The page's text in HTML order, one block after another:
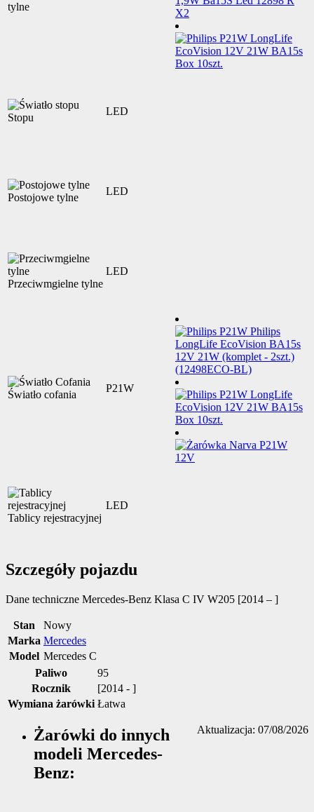
tylne
Stopu
LED
Postojowe tylne
LED
Przeciwmgielne tylne
LED
Światło cofania
P21W
Tablicy rejestracyjnej
LED
Szczegóły pojazdu
Dane techniczne Mercedes-Benz Klasa C IV W205 [2014 – ]
Stan
Nowy
Marka Mercedes
Model Mercedes C
Paliwo
95
Rocznik
[2014 - ]
Wymiana żarówki Łatwa
Aktualizacja: 07/08/2026
Żarówki do innych
modeli Mercedes-
Benz: